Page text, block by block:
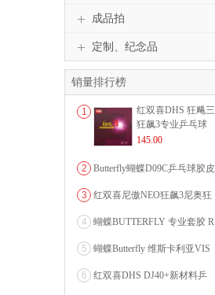
成品拍
定制、纪念品
销量排行榜
1
红双喜DHS 狂飚三
狂飙3专业乒乓球
粘性反胶套胶...
145.00
2
Butterfly蝴蝶D09C乒乓球胶皮
3
红双喜尼傲NEO狂飙3尼奥狂
4
蝴蝶BUTTERFLY 专业套胶 R
5
蝴蝶Butterfly 维斯卡利亚VIS
6
红双喜DHS DJ40+新材料乒